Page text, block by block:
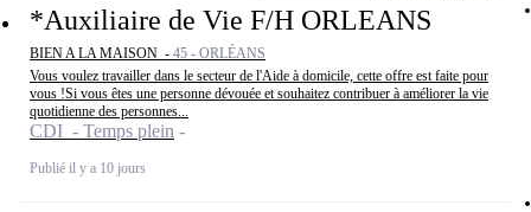
*Auxiliaire de Vie F/H ORLEANS
BIEN A LA MAISON - 45 - ORLÉANS
Vous voulez travailler dans le secteur de l'Aide à domicile, cette offre est faite pour
vous !Si vous êtes une personne dévouée et souhaitez contribuer à améliorer la vie
quotidienne des personnes...
CDI - Temps plein
Publié il y a 10 jours